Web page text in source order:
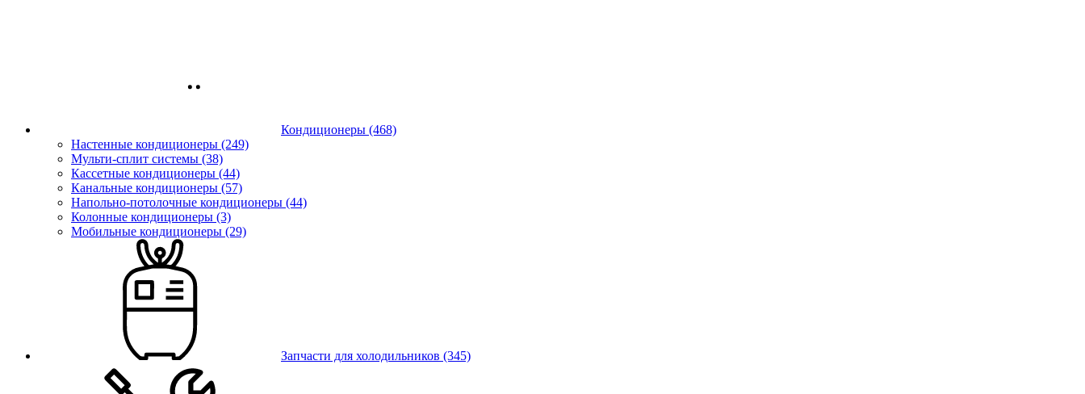
Кондиционеры (468)
Настенные кондиционеры (249)
Мульти-сплит системы (38)
Кассетные кондиционеры (44)
Канальные кондиционеры (57)
Напольно-потолочные кондиционеры (44)
Колонные кондиционеры (3)
Мобильные кондиционеры (29)
Запчасти для холодильников (345)